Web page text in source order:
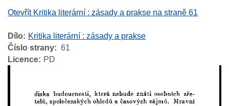
Otevřít Kritika literární : zásady a prakse na straně 61
Dílo
Kritika literární : zásady a prakse
Číslo strany
61
Licence
PD